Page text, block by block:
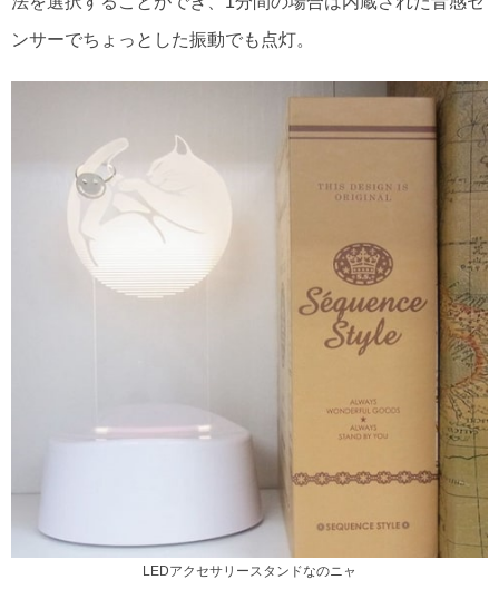
ンサーでちょっとした振動でも点灯。
LEDアクセサリースタンドなのニャ